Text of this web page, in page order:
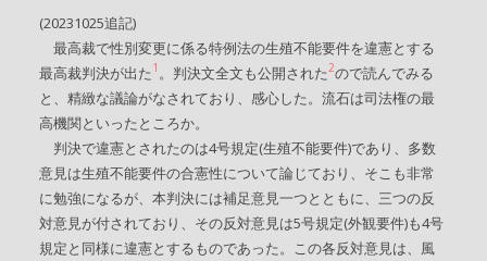
(20231025追記)
最高裁で性別変更に係る特例法の生殖不能要件を違憲とする
最高裁判決が出た1 。判決文全文も公開された2ので読んでみる
と、精緻な議論がなされており、感心した。流石は司法権の最
高機関といったところか。
判決で違憲とされたのは4号規定(生殖不能要件)であり、多数
意見は生殖不能要件の合憲性について論じており、そこも非常
に勉強になるが、本判決には補足意見一つとともに、三つの反
対意見が付されており、その反対意見は5号規定(外観要件)も4号
規定と同様に違憲とするものであった。この各反対意見は、風